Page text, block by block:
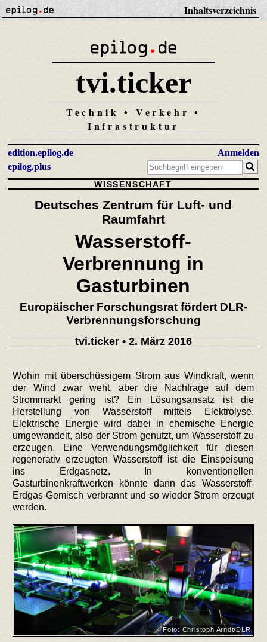
Inhaltsverzeichnis
tvi.ticker
Technik • Verkehr •
Infrastruktur
edition.epilog.de
epilog.plus
Anmelden
WISSENSCHAFT
Deutsches Zentrum für Luft- und
Raumfahrt
Wasserstoff-
Verbrennung in
Gasturbinen
Europäischer Forschungsrat fördert DLR-
Verbrennungsforschung
tvi.ticker• 2. März 2016
Wohin mit überschüssigem Strom aus Windkraft, wenn
der Wind zwar weht, aber die Nachfrage auf dem
Strommarkt gering ist? Ein Lösungsansatz ist die
Herstellung von Wasserstoff mittels Elektrolyse.
Elektrische Energie wird dabei in chemische Energie
umgewandelt, also der Strom genutzt, um Wasserstoff zu
erzeugen. Eine Verwendungsmöglichkeit für diesen
regenerativ erzeugten Wasserstoff ist die Einspeisung
ins Erdgasnetz. In konventionellen
Gasturbinenkraftwerken könnte dann das Wasserstoff-
Erdgas-Gemisch verbrannt und so wieder Strom erzeugt
werden.
Foto: Christoph Arndt/DLR